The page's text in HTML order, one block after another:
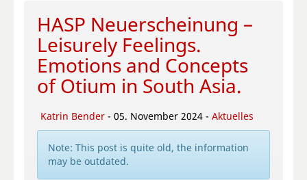
HASP Neuerscheinung –
Leisurely Feelings.
Emotions and Concepts
of Otium in South Asia.
Katrin Bender - 05. November 2024 - Aktuelles
Note: This post is quite old, the information
may be outdated.